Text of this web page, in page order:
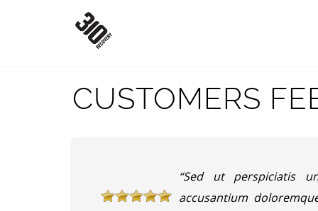
CUSTOMERS
“Sed ut perspiciatis
accusantium